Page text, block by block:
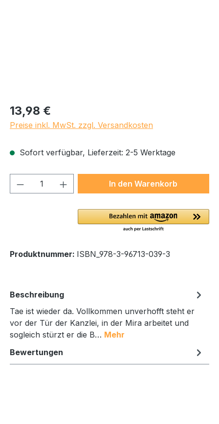
Regulärer Preis:
13,98 €
Preise inkl. MwSt. zzgl. Versandkosten
Sofort verfügbar, Lieferzeit: 2-5 Werktage
Produkt Anzahl: Gib denIn den Warenkorb
Produktnummer: ISBN_978-3-96713-039-3
Beschreibung
Tae ist wieder da. Vollkommen unverhofft steht er
vor der Tür der Kanzlei, in der Mira arbeitet und
sogleich stürzt er die B… Mehr
Bewertungen